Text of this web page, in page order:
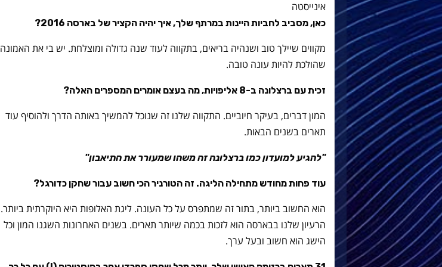
אינייסטה
כאן, מסביב לחביות היינות במרתף שלך, איך יהיה הקציר של בארסה 2016?
מקווים שיילך טוב ושנהיה בריאים, בתקווה לעוד שנה גדולה ומוצלחת. יש בי את האמונה
שהולכת להיות עונה טובה.
זכית עם ברצלונה ב-8 אליפויות, מה בעצם אומרים המספרים האלה?
המון דברים, בעיקר חיוביים. התקווה שלנו זה שנוכל להמשיך באותה הדרך ולהוסיף עוד
תארים בשנים הבאות.
"להגיע למועדון כמו ברצלונה זה משהו שמעורר את התיאבון"
עוד פחות מחודש מתחילה הליגה. זה הטורניר הכי חשוב עבור שחקן כדורגל?
הוא החשוב ביותר, בתור זה שמתפרס על כל העונה. ליגת האלופות היא היוקרתית ביותר.
הרעיון שלנו בבארסה הוא לזכות בכמה שיותר תארים. בשנים האחרונות השגנו המון וכל
הישג הוא חשוב ובעל ערך.